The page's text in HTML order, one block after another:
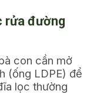
rửa đường
con cần mở
(ống LDPE) để
lọc thường